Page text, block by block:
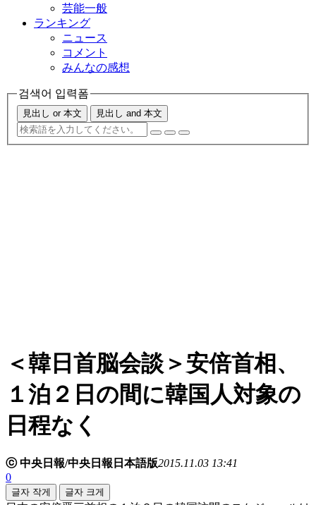
芸能一般
ランキング
ニュース
コメント
みんなの感想
검색어 입력폼
見出し or 本文 見出し and 本文
＜韓日首脳会談＞安倍首相、
１泊２日の間に韓国人対象の
日程なく
ⓒ 中央日報/中央日報日本語版2015.11.03 13:41
0
글자 작게 글자 크게